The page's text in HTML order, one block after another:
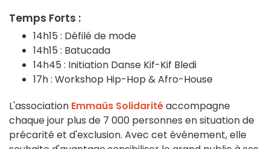
Temps Forts :
14h15 : Défilé de mode
14h15 : Batucada
14h45 : Initiation Danse Kif-Kif Bledi
17h : Workshop Hip-Hop & Afro-House
L'association Emmaüs Solidaritéaccompagne
chaque jour plus de 7 000 personnes en situation de
précarité et d'exclusion. Avec cet événement, elle